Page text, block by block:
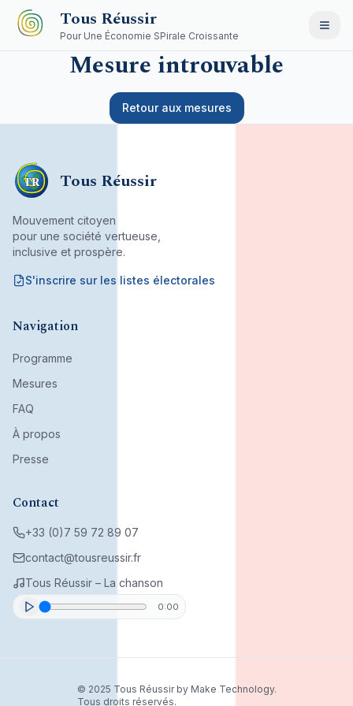
Aller au contenu principal
Tous Réussir
Pour Une Économie SPirale Croissante
Mesure introuvable
Retour aux mesures
TR Tous Réussir
Mouvement citoyen
pour une société vertueuse,
inclusive et prospère.
S'inscrire sur les listes électorales
Navigation
Programme
Mesures
FAQ
À propos
Presse
Contact
+33 (0)7 59 72 89 07
contact@tousreussir.fr
Tous Réussir – La chanson
0:00
© 2025 Tous Réussir by Make Technology.
Tous droits réservés.